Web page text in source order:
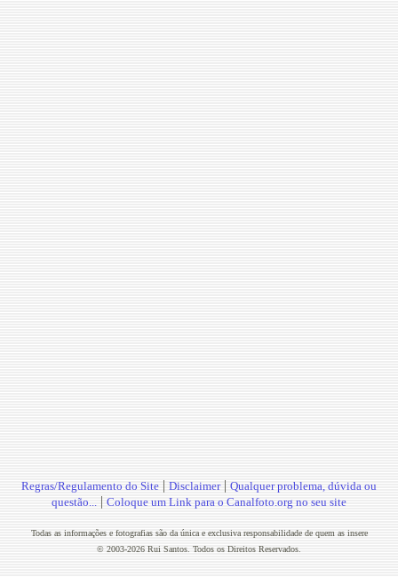
Regras/Regulamento do Site | Disclaimer| Qualquer problema, dúvida ou
questão... | Coloque um Link para o Canalfoto.org no seu site
Todas as informações e fotografias são da única e exclusiva responsabilidade de quem as insere
© 2003-2026 Rui Santos. Todos os Direitos Reservados.